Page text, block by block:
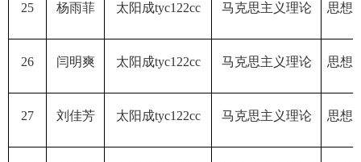
25 杨雨菲 太阳成tyc122cc 马克思主义理论 思想
26 闫明爽 太阳成tyc122cc 马克思主义理论 思想
27 刘佳芳 太阳成tyc122cc 马克思主义理论 思想